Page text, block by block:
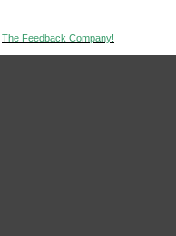
The Feedback Company!